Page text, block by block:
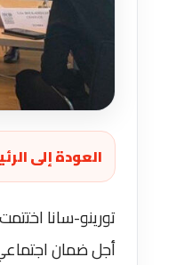
العودة إلى
تورينو-سانا
أجل ضمان